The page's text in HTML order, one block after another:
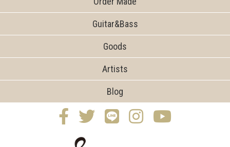
Guitar&Bass
Goods
Artists
Blog